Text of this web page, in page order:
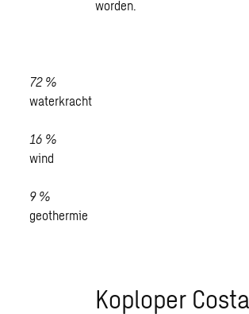
worden.
72 %
waterkracht
16 %
wind
9 %
geothermie
Koploper Costa